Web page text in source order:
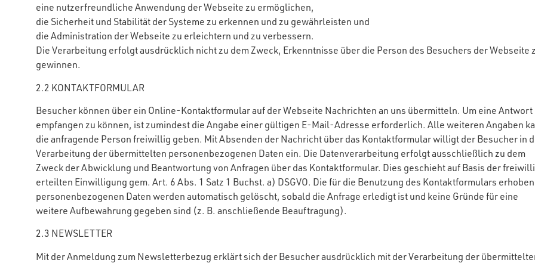
eine nutzerfreundliche Anwendung der Webseite zu ermöglichen,
die Sicherheit und Stabilität der Systeme zu erkennen und zu gewährleisten und
die Administration der Webseite zu erleichtern und zu verbessern.
Die Verarbeitung erfolgt ausdrücklich nicht zu dem Zweck, Erkenntnisse über die Person des Besuchers der Webseite
gewinnen.
2.2 KONTAKTFORMULAR
Besucher können über ein Online-Kontaktformular auf der Webseite Nachrichten an uns übermitteln. Um eine Antwort
empfangen zu können, ist zumindest die Angabe einer gültigen E-Mail-Adresse erforderlich. Alle weiteren Angaben
die anfragende Person freiwillig geben. Mit Absenden der Nachricht über das Kontaktformular willigt der Besucher in
Verarbeitung der übermittelten personenbezogenen Daten ein. Die Datenverarbeitung erfolgt ausschließlich zu dem
Zweck der Abwicklung und Beantwortung von Anfragen über das Kontaktformular. Dies geschieht auf Basis der
erteilten Einwilligung gem. Art. 6 Abs. 1 Satz 1 Buchst. a) DSGVO. Die für die Benutzung des Kontaktformulars
personenbezogenen Daten werden automatisch gelöscht, sobald die Anfrage erledigt ist und keine Gründe für eine
weitere Aufbewahrung gegeben sind (z. B. anschließende Beauftragung).
2.3 NEWSLETTER
Mit der Anmeldung zum Newsletterbezug erklärt sich der Besucher ausdrücklich mit der Verarbeitung der